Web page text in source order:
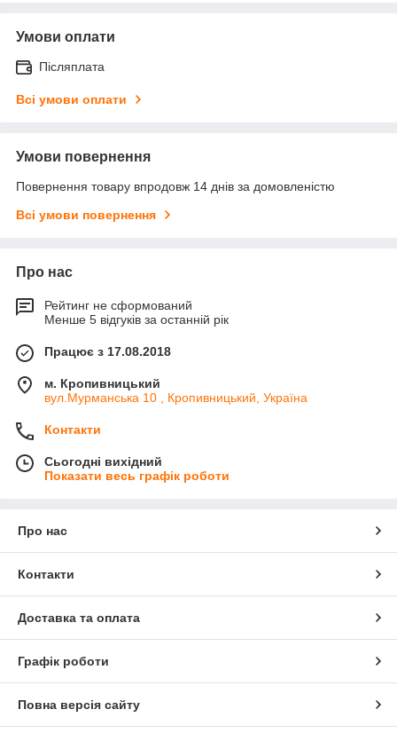
Умови оплати
Післяплата
Всі умови оплати
Умови повернення
Повернення товару впродовж 14 днів за домовленістю
Всі умови повернення
Про нас
Рейтинг не сформований
Менше 5 відгуків за останній рік
Працює з 17.08.2018
м. Кропивницький
вул.Мурманська 10 , Кропивницький, Україна
Контакти
Сьогодні вихідний
Показати весь графік роботи
Про нас
Контакти
Доставка та оплата
Графік роботи
Повна версія сайту